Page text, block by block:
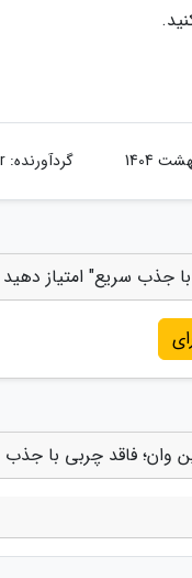
گردآورنده:
جذب سریع" امتیاز دهید
وان؛ فاقد چربی با